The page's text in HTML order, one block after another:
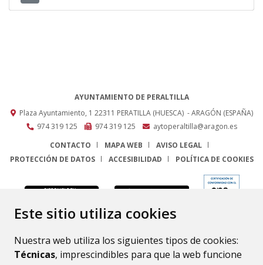
Este sitio utiliza cookies
Nuestra web utiliza los siguientes tipos de cookies:
Técnicas, imprescindibles para que la web funcione
AYUNTAMIENTO DE PERALTILLA
Plaza Ayuntamiento, 1 22311 PERATILLA (HUESCA) - ARAGÓN (ESPAÑA)
974 319 125
974 319 125
aytoperaltilla@aragon.es
CONTACTO
MAPA WEB
AVISO LEGAL
PROTECCIÓN DE DATOS
ACCESIBILIDAD POLÍTICA DE COOKIES